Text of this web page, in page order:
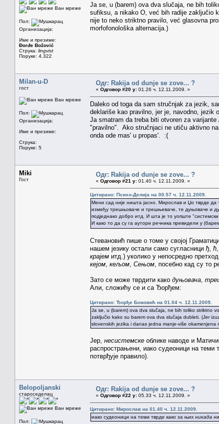
Ван мреже
Пол:
Организација:
Име и презиме:
Đorđe Božović
Струка: lingvist
Поруке: 4.322
Ja se, u (barem) ova dva slučaja, ne bih
sufiksu, a nikako O, već bih radije zaključio
nije to neko striktno pravilo, već glasovna
morfofonološka alternacija.)
Milan-u-D
гост
Ван мреже
Пол:
Организација:
Име и презиме:
Струка:
Поруке: 5
Одг: Rakija od dunje se zove... ?
« Одговор #20 у: 01.26 ч. 12.11.2009. »
Daleko od toga da sam stručnjak za jezik,
deklariše kao pravilno, jer je, navodno, jezik
Ja smatram da treba biti otvoren za
"pravilno". Ako stručnjaci ne utiču aktivno
onda ode mas' u propas'. :(
Miki
Гост
Одг: Rakija od dunje se zove... ?
« Одговор #21 у: 01.40 ч. 12.11.2009. »
Цитирано: Психо-Делија на 00.57 ч. 12.11.2009.
Мени сад није ништа јасно. Мирослав и Џо тврде да
између трешњоваче и трешњеваче, те дуњоваче и
подједнако добро итд. И шта је то уопште
И како то да су га аутори речника превидели у
Стевановић пише о томе у својој
нашем језику остали само сугласници ђ ћ
крајем итд.) уколико у непосредно
кејом кељом Сењом , посебно кад су то
Зато се може тврдити како дуњовача
Али, сложићу се и са Ђорђем:
Цитирано: Ђорђе Божовић на 01.04 ч. 12.11.2009.
Ja se, u (barem) ova dva slučaja, ne bih toliko striktno
zaključio kako su barem ova dva slučaja dubleti. (Jer
slovenskih jezika i danas jedna manje-više okamenjena
Јер, несистемске облике наводе и
распрострањени, иако судеоници на теми
потврђује правило).
Belopoljanski
староседелац
Ван мреже
Пол:
Одг: Rakija od dunje se zove... ?
« Одговор #22 у: 05.33 ч. 12.11.2009. »
Цитирано: Мирослав на 01.40 ч. 12.11.2009.
иако судеоници на теми тврде како за њих никада